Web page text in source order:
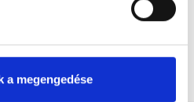
a megengedése
időpont